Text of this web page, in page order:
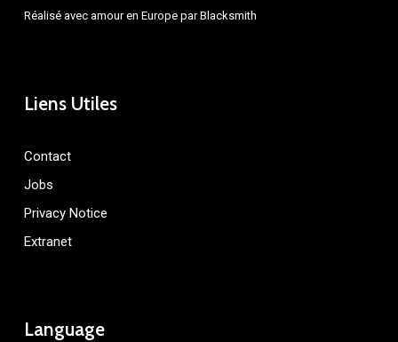
Réalisé avec amour en Europe parBlacksmith
Liens Utiles
Contact
Jobs
Privacy Notice
Extranet
Language